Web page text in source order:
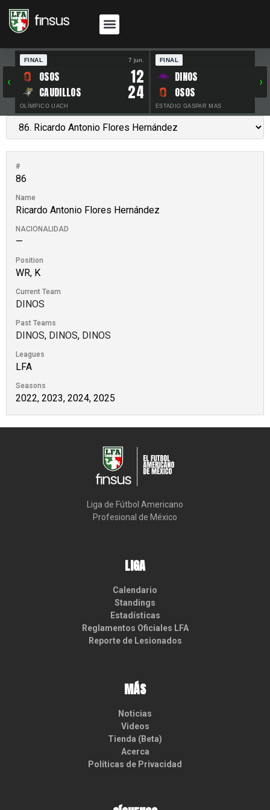
‹
FINAL 7 jun.
OSOS 12
CAUDILLOS 24
OLÍMPICO UACH
FINAL
DINOS
OSOS
ESTADIO GASPAR MAS
›
#
86
Name
Ricardo Antonio Flores Hernández
NACIONALIDAD
—
Position
WR, K
Current Team
DINOS
Past Teams
DINOS, DINOS, DINOS
Leagues
LFA
Seasons
2022, 2023, 2024, 2025
Liga de Fútbol Americano
Profesional de México
LIGA
Calendario
Standings
Estadísticas
Reglamentos Oficiales LFA
Reporte de Lesionados
MÁS
Noticias
Videos
Tienda (Beta)
Acerca
Políticas de Privacidad